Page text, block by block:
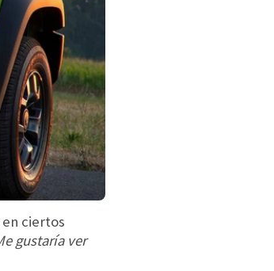
ciertos
gustaría ver